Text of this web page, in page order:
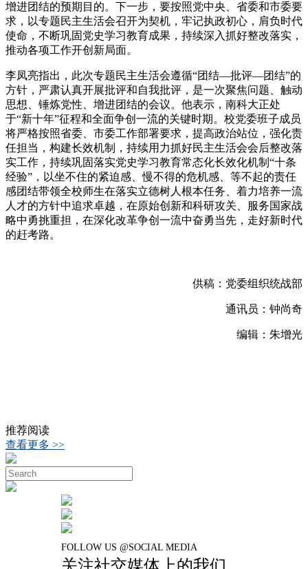
增进团结的预期目的。下一步，要按照党中央、省委和市委要
求，以专题民主生活会召开为契机，牢记执政初心，肩负时代
使命，不断巩固党史学习教育成果，持续深入抓好整改落实，
推动各项工作开创新局面。
李凤亮指出，此次专题民主生活会遵循“团结—批评—团结”的
方针，严肃认真开展批评和自我批评，是一次聚焦问题、触动
思想、锤炼党性、增进团结的会议。他表示，南科大正处
于“新十年”征程和全面争创一流的关键时期。校党委班子成员
将严格按照省委、市委工作部署要求，提高政治站位，强化责
任担当，构建长效机制，持续用力抓好民主生活会会后整改落
实工作，持续巩固落实党史学习教育常态化长效化机制“十条
经验”，以坐不住的紧迫感、慢不得的危机感、等不起的责任
感团结带领全校师生在落实立德树人根本任务、着力培养一流
人才的方针中追求卓越，在原始创新和科研攻关、服务国家战
略中勇挑重担，在深化改革争创一流中奋勇当先，走好新时代
的赶考路。
供稿：党委组织统战部
通讯员：钟尚奇
编辑：朱增光
推荐阅读
查看更多 >>
FOLLOW US @SOCIAL MEDIA